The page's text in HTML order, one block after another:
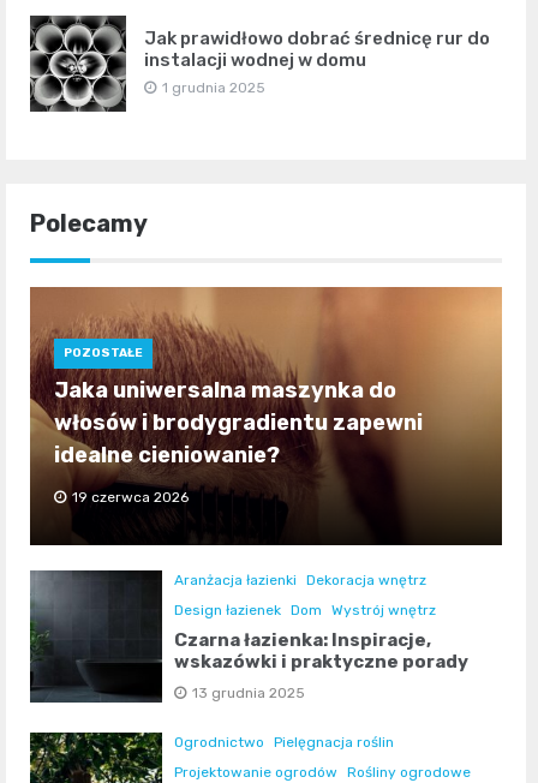
Jak prawidłowo dobrać średnicę rur do
instalacji wodnej w domu
1 grudnia 2025
Polecamy
POZOSTAŁE
Jaka uniwersalna maszynka do
włosów i brodygradientu zapewni
idealne cieniowanie?
19 czerwca 2026
Aranżacja łazienki
Dekoracja wnętrz
Design łazienek Dom Wystrój wnętrz
Czarna łazienka: Inspiracje,
wskazówki i praktyczne porady
13 grudnia 2025
Ogrodnictwo
Pielęgnacja roślin
Projektowanie ogrodów
Rośliny ogrodowe